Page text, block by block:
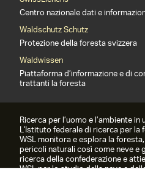
Centro nazionale dati e
Waldschutz Schutz
Protezione della foresta svizzera
Waldwissen
Piattaforma d’informazione e di
trattanti la foresta
Ricerca per l’uomo e l’ambiente
L'Istituto federale di ricerca per la
WSL monitora e esplora la
pericoli naturali così come neve e
ricerca della confederazione e